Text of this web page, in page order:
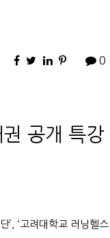
0
공개 특강
’, ‘고려대학교 러닝헬스